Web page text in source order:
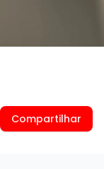
Compartilhar